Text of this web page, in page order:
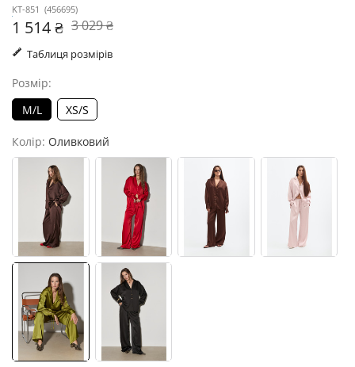
KT-851 (456695)
1 514 ₴ 3 029 ₴
Таблиця розмірів
Розмір:
M/L
XS/S
Колір: Оливковий